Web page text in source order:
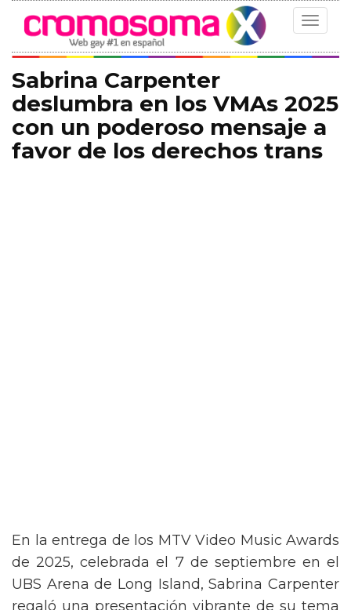
Toggle
Sabrina Carpenter
deslumbra en los VMAs 2025
con un poderoso mensaje a
favor de los derechos trans
En la entrega de los MTV Video Music Awards
de 2025, celebrada el 7 de septiembre en el
UBS Arena de Long Island, Sabrina Carpenter
regaló una presentación vibrante de su tema